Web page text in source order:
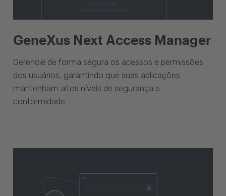
GeneXus Next Access Manager
Gerencie de forma segura os acessos e permissões
dos usuários, garantindo que suas aplicações
mantenham altos níveis de segurança e
conformidade.